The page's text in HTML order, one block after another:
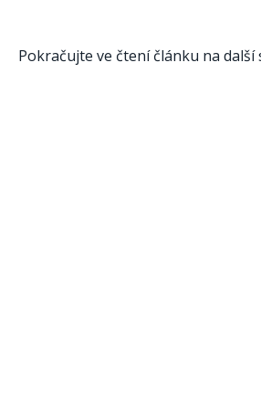
Pokračujte ve čtení článku na další